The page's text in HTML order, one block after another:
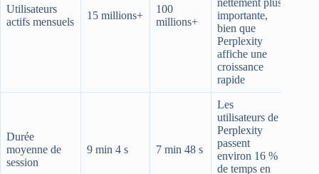
Utilisateurs
actifs mensuels
15 millions+
100
millions+
importante,
bien que
Perplexity
affiche une
croissance
rapide
Durée
moyenne de
session
9 min 4 s 7 min 48 s
Les
utilisateurs de
Perplexity
passent
environ 16 %
de temps en